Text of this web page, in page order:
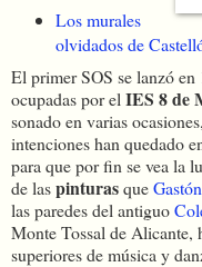
Los murales
olvidados de
El primer SOS se lanzó
ocupadas por el IES 8 de
sonado en varias
intenciones han quedado
para que por fin se vea la
de laspinturasque
las paredes del antiguo
Monte Tossal de Alicante,
superiores de música y